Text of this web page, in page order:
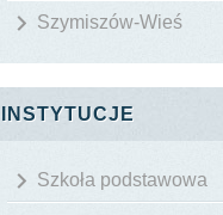
Szymiszów-Wieś
INSTYTUCJE
Szkoła podstawowa